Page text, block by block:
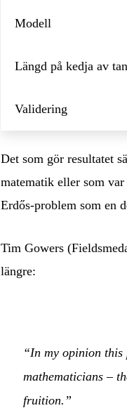
Modell
Längd på kedja av
Validering
Det som gör resultatet
matematik eller som
Erdős-problem som en
Tim Gowers
längre:
“In my opinion this
mathematicians –
fruition.”